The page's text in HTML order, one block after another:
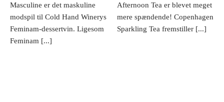
Masculine er det maskuline
modspil til Cold Hand Winerys
Feminam-dessertvin. Ligesom
Feminam [...]
Afternoon Tea er blevet meget
mere spændende! Copenhagen
Sparkling Tea fremstiller [...]